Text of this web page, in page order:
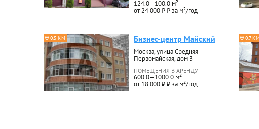
124.0—100.0 м²
от 24 000 ₽ ₽ за м²/год
0.5 КМ Бизнес-центр Майский
Москва, улица Средняя
Первомайская, дом 3
ПОМЕЩЕНИЯ В АРЕНДУ
600.0—1000.0 м²
от 18 000 ₽ ₽ за м²/год
0.7 КМ